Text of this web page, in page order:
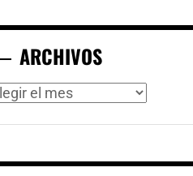
ARCHIVOS